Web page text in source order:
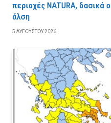
περιοχές NATURA, δασικά
άλση
5 ΑΥΓΟΎΣΤΟΥ 2026